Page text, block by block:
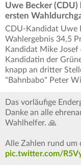
Uwe Becker
ersten
CDU-Kandidat Uwe
Wahlergebnis 34,5
Kandidat Mike
Kandidatin der
knapp an dritter
"Bahnbabo" Peter
Das vorläufige
Danke an alle
Wahlhelfer. 🙏
Alle Zahlen rund um
pic.twitter.com/